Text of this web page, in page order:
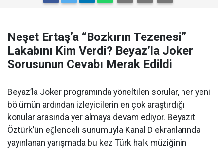
Neşet Ertaş’a “Bozkırın Tezenesi”
Lakabını Kim Verdi? Beyaz’la Joker
Sorusunun Cevabı Merak Edildi
Beyaz’la Joker programında yöneltilen sorular, her yeni
bölümün ardından izleyicilerin en çok araştırdığı
konular arasında yer almaya devam ediyor. Beyazıt
Öztürk’ün eğlenceli sunumuyla Kanal D ekranlarında
yayınlanan yarışmada bu kez Türk halk müziğinin